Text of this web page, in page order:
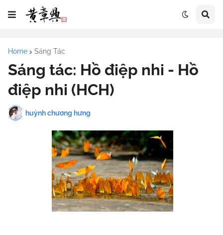
Home Sáng Tác
Sáng tác: Hồ điệp nhi - Hồ
điệp nhi (HCH)
huỳnh chương hưng